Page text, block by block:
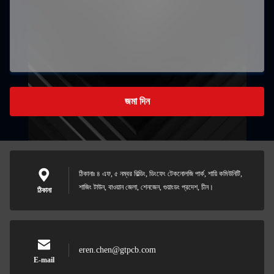
জমা দিন
ঠিকানা
ঠিকানাঃ ৪ এফ, ৫ নম্বর বিল্ডিং, ডিংফেং টেকনোলজি পার্ক, শায়ি কমিউনিটি,
শাজিং টাউন, বাওয়ান জেলা, শেনজেন, গুয়াংডং প্রদেশ, চীন।
E-mail
eren.chen@gtpcb.com